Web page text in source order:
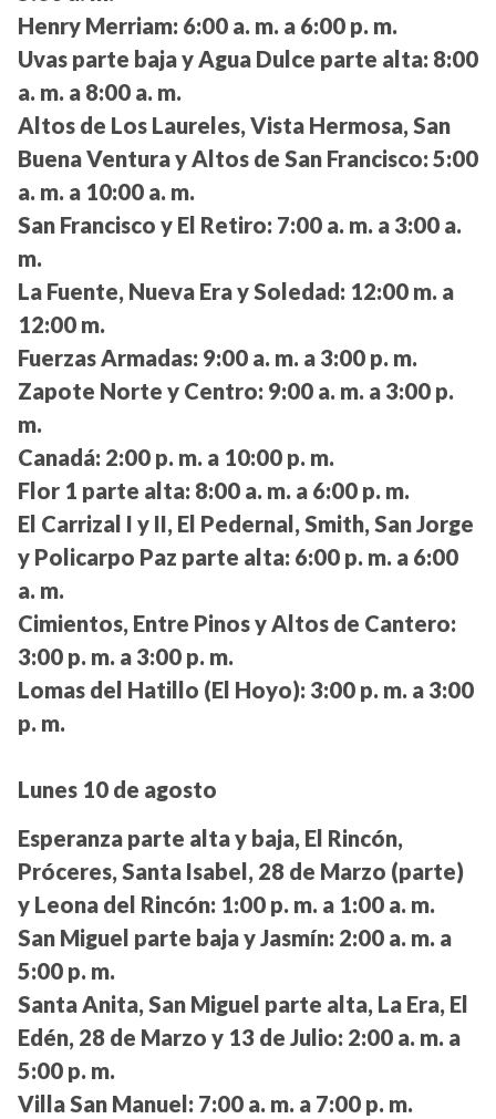
Henry Merriam: 6:00 a. m. a 6:00 p. m.
Uvas parte baja y Agua Dulce parte alta: 8:00
a. m. a 8:00 a. m.
Altos de Los Laureles, Vista Hermosa, San
Buena Ventura y Altos de San Francisco: 5:00
a. m. a 10:00 a. m.
San Francisco y El Retiro: 7:00 a. m. a 3:00 a.
m.
La Fuente, Nueva Era y Soledad: 12:00 m. a
12:00 m.
Fuerzas Armadas: 9:00 a. m. a 3:00 p. m.
Zapote Norte y Centro: 9:00 a. m. a 3:00 p.
m.
Canadá: 2:00 p. m. a 10:00 p. m.
Flor 1 parte alta: 8:00 a. m. a 6:00 p. m.
El Carrizal I y II, El Pedernal, Smith, San Jorge
y Policarpo Paz parte alta: 6:00 p. m. a 6:00
a. m.
Cimientos, Entre Pinos y Altos de Cantero:
3:00 p. m. a 3:00 p. m.
Lomas del Hatillo (El Hoyo): 3:00 p. m. a 3:00
p. m.
Lunes 10 de agosto
Esperanza parte alta y baja, El Rincón,
Próceres, Santa Isabel, 28 de Marzo (parte)
y Leona del Rincón: 1:00 p. m. a 1:00 a. m.
San Miguel parte baja y Jasmín: 2:00 a. m. a
5:00 p. m.
Santa Anita, San Miguel parte alta, La Era, El
Edén, 28 de Marzo y 13 de Julio: 2:00 a. m. a
5:00 p. m.
Villa San Manuel: 7:00 a. m. a 7:00 p. m.